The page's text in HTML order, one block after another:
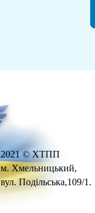
2021 © ХТПП
м. Хмельницький,
вул. Подільська,109/1.